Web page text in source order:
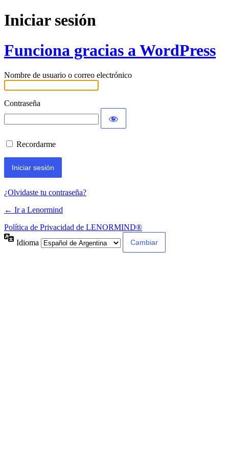
Iniciar sesión
Funciona gracias a WordPress
Nombre de usuario o correo electrónico
Contraseña
Recordarme
¿Olvidaste tu contraseña?
← Ir a Lenormind
Política de Privacidad de LENORMIND®
Idioma